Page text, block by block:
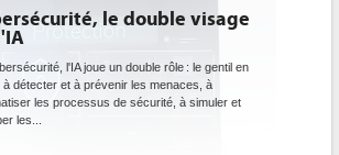
l'efficacité énergétique
bientôt une obligation pour les
datacenters
datacenters plus durables et plus efficaces, c'est
que recherchent les pouvoirs publics européens
la mise en oeuvre de la nouvelle Directive sur